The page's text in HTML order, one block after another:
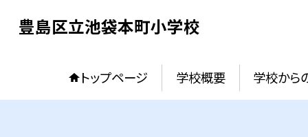
豊島区立池袋本町小学校
トップページ 学校概要 学校から